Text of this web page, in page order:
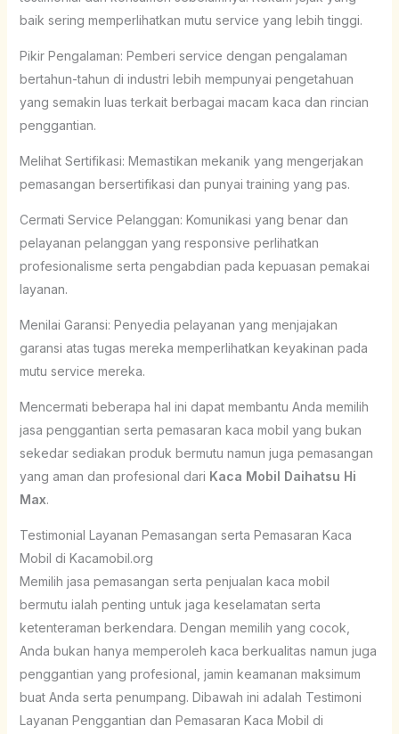
baik sering memperlihatkan mutu service yang lebih tinggi.
Pikir Pengalaman: Pemberi service dengan pengalaman
bertahun-tahun di industri lebih mempunyai pengetahuan
yang semakin luas terkait berbagai macam kaca dan rincian
penggantian.
Melihat Sertifikasi: Memastikan mekanik yang mengerjakan
pemasangan bersertifikasi dan punyai training yang pas.
Cermati Service Pelanggan: Komunikasi yang benar dan
pelayanan pelanggan yang responsive perlihatkan
profesionalisme serta pengabdian pada kepuasan pemakai
layanan.
Menilai Garansi: Penyedia pelayanan yang menjajakan
garansi atas tugas mereka memperlihatkan keyakinan pada
mutu service mereka.
Mencermati beberapa hal ini dapat membantu Anda memilih
jasa penggantian serta pemasaran kaca mobil yang bukan
sekedar sediakan produk bermutu namun juga pemasangan
yang aman dan profesional dari Kaca Mobil Daihatsu Hi
Max.
Testimonial Layanan Pemasangan serta Pemasaran Kaca
Mobil di Kacamobil.org
Memilih jasa pemasangan serta penjualan kaca mobil
bermutu ialah penting untuk jaga keselamatan serta
ketenteraman berkendara. Dengan memilih yang cocok,
Anda bukan hanya memperoleh kaca berkualitas namun juga
penggantian yang profesional, jamin keamanan maksimum
buat Anda serta penumpang. Dibawah ini adalah Testimoni
Layanan Penggantian dan Pemasaran Kaca Mobil di